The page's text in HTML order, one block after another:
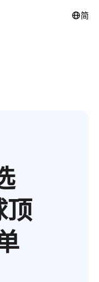
简
顶